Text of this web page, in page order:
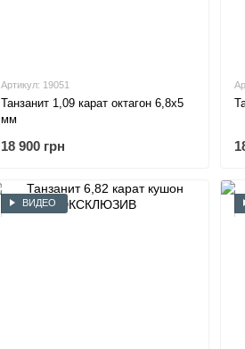
Артикул: 19051
Танзанит 1,09 карат октагон 6,8х5
мм
18 900 грн
ВИДЕО